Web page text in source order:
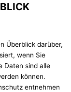
Überblick darüber,
wenn Sie
Daten sind alle
können.
entnehmen